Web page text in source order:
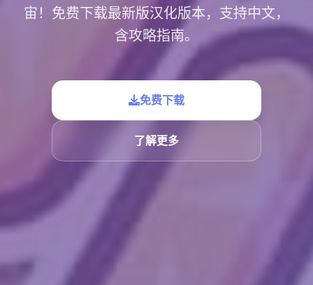
宙！免费下载最新版汉化版本，支持中文，
含攻略指南。
免费下载
了解更多